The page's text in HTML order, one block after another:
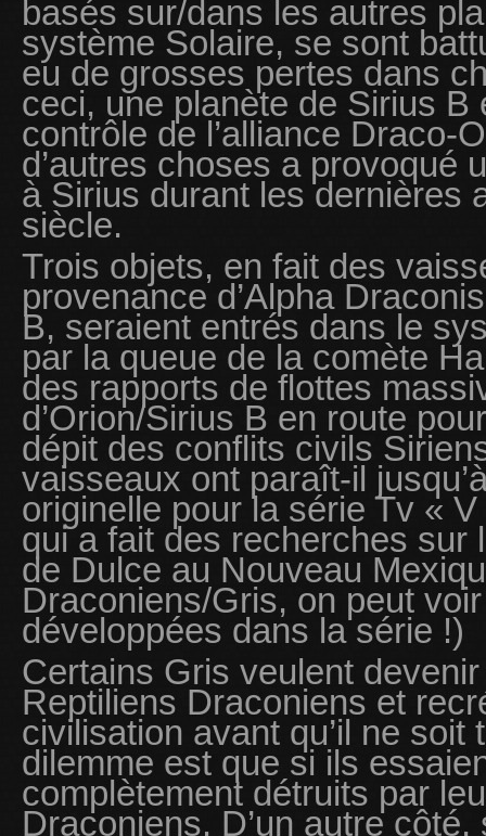
basés sur/dans les autres
système Solaire, se sont
eu de grosses pertes dans
ceci, une planète de Sirius B
contrôle de l’alliance Draco-
d’autres choses a provoqué
à Sirius durant les dernières
siècle.
Trois objets, en fait des
provenance d’Alpha
B, seraient entrés dans le
par la queue de la comète
des rapports de flottes
d’Orion/Sirius B en route
dépit des conflits civils
vaisseaux ont paraît-il
originelle pour la série Tv «
qui a fait des recherches sur
de Dulce au Nouveau
Draconiens/Gris, on peut
développées dans la série !)
Certains Gris veulent
Reptiliens Draconiens et
civilisation avant qu’il ne soit
dilemme est que si ils
complètement détruits par
Draconiens. D’un autre